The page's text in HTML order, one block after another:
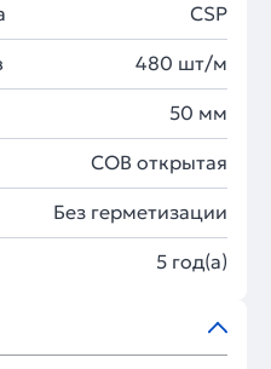
CSP
480 шт/м
50 мм
COB открытая
Без герметизации
5 год(а)